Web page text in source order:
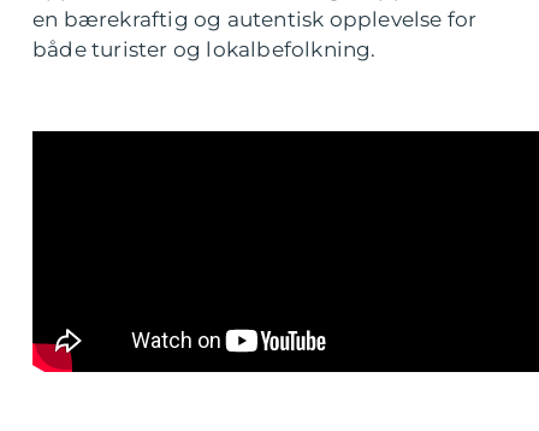
en bærekraftig og autentisk opplevelse for
både turister og lokalbefolkning.